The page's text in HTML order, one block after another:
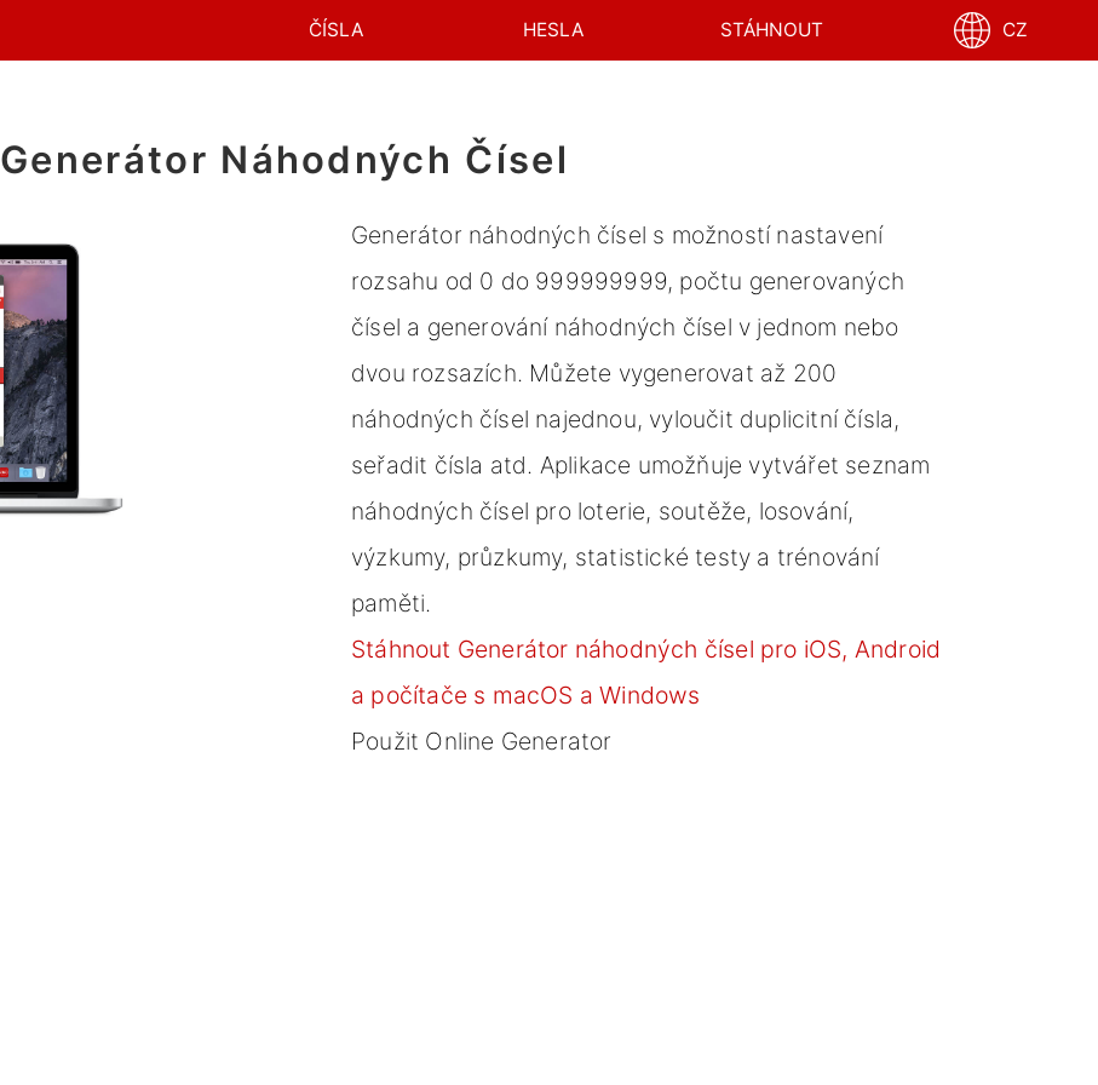
CZ
STÁHNOUT
HESLA
ČÍSLA
Generátor Náhodných Čísel
Generátor náhodných čísel s možností nastavení
rozsahu od 0 do 999999999, počtu generovaných
čísel a generování náhodných čísel v jednom nebo
dvou rozsazích. Můžete vygenerovat až 200
náhodných čísel najednou, vyloučit duplicitní čísla,
seřadit čísla atd. Aplikace umožňuje vytvářet seznam
náhodných čísel pro loterie, soutěže, losování,
výzkumy, průzkumy, statistické testy a trénování
paměti.
Stáhnout Generátor náhodných čísel pro iOS, Android
a počítače s macOS a Windows
Použit Online Generator